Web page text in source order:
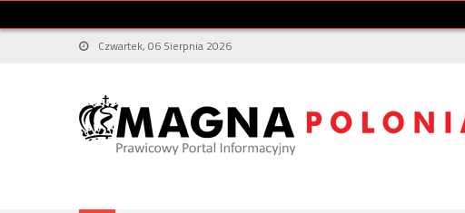
Czwartek, 06 Sierpnia 2026